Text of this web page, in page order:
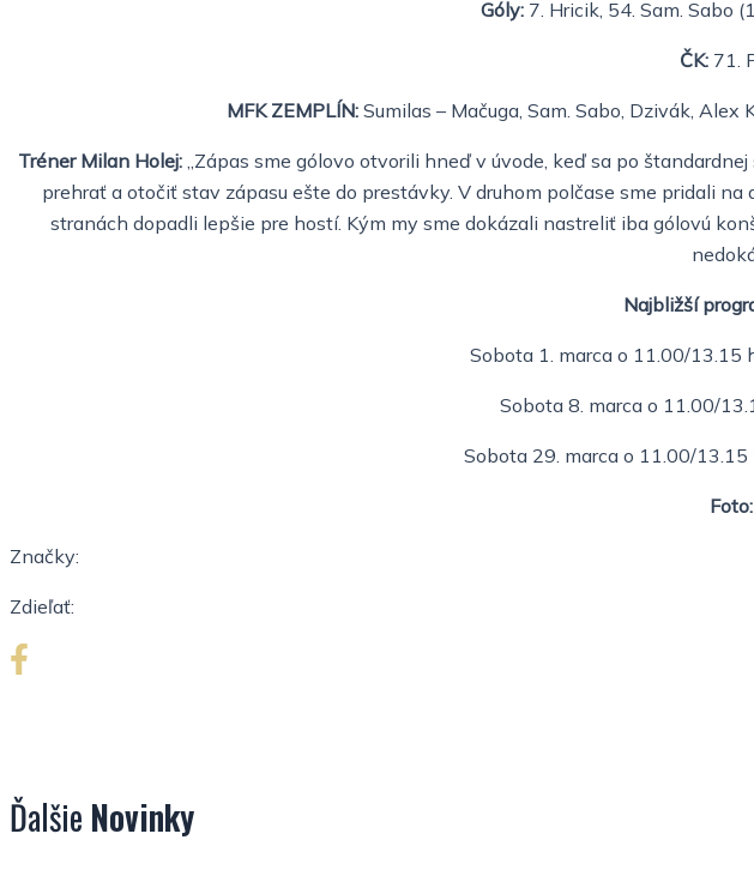
Góly: 7. Hricik, 54. Sam. Sabo
ČK: 71.
MFK ZEMPLÍN: Sumilas – Mačuga, Sam. Sabo, Dzivák, Alex
Tréner Milan Holej:„Zápas sme gólovo otvorili hneď v úvode, keď sa po
prehrať a otočiť stav zápasu ešte do prestávky. V druhom polčase sme pridali
stranách dopadli lepšie pre hostí. Kým my sme dokázali nastreliť iba gólovú
Najbližší
Sobota 1. marca o 11.00/13.15
Sobota 8. marca o 11.00/
Sobota 29. marca o 11.00/
Foto:
Značky:
Zdieľať:
Ďalšie Novinky